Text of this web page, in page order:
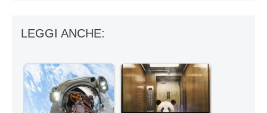
LEGGI ANCHE: